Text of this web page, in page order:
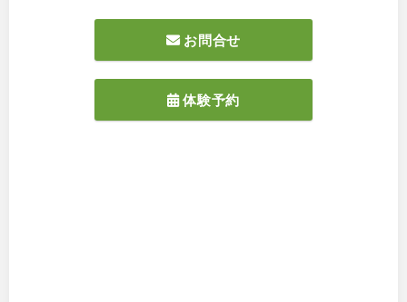
お問合せ
体験予約